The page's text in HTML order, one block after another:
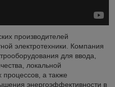
производителей
электротехники. Компания
для ввода,
локальной
процессов, а также
энергоэффективности в